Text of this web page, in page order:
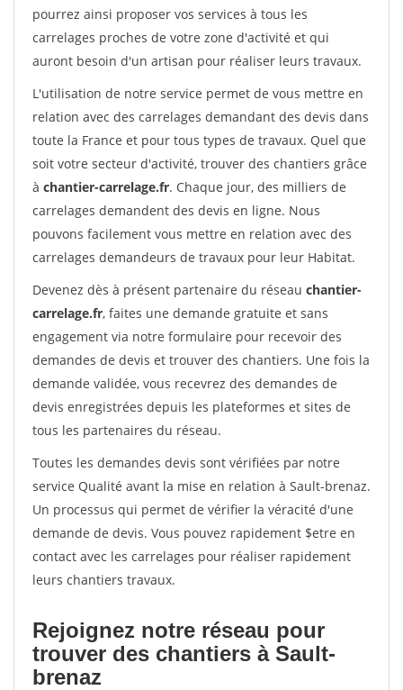
pourrez ainsi proposer vos services à tous les
carrelages proches de votre zone d'activité et qui
auront besoin d'un artisan pour réaliser leurs travaux.
L'utilisation de notre service permet de vous mettre en
relation avec des carrelages demandant des devis dans
toute la France et pour tous types de travaux. Quel que
soit votre secteur d'activité, trouver des chantiers grâce
à chantier-carrelage.fr. Chaque jour, des milliers de
carrelages demandent des devis en ligne. Nous
pouvons facilement vous mettre en relation avec des
carrelages demandeurs de travaux pour leur Habitat.
Devenez dès à présent partenaire du réseau chantier-
carrelage.fr, faites une demande gratuite et sans
engagement via notre formulaire pour recevoir des
demandes de devis et trouver des chantiers. Une fois la
demande validée, vous recevrez des demandes de
devis enregistrées depuis les plateformes et sites de
tous les partenaires du réseau.
Toutes les demandes devis sont vérifiées par notre
service Qualité avant la mise en relation à Sault-brenaz.
Un processus qui permet de vérifier la véracité d'une
demande de devis. Vous pouvez rapidement $etre en
contact avec les carrelages pour réaliser rapidement
leurs chantiers travaux.
Rejoignez notre réseau pour
trouver des chantiers à Sault-
brenaz